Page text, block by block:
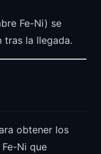
Fe-Ni) se
tras la llegada.
obtener los
Ni que